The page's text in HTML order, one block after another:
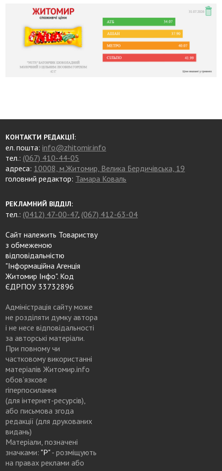
КОНТАКТИ РЕДАКЦІЇ:
ел. пошта:info@zhitomir.info
тел.: (067) 410-44-05
адреса: 10008, м.Житомир, Велика Бердичівська, 19
головний редактор: Тамара Коваль
РЕКЛАМНИЙ ВІДДІЛ:
тел.: (0412) 47-00-47, (067) 412-63-04
Сайт належить Товариству
з обмеженою
відповідальністю
"Інформаційна Агенція
Житомир Інфо". Код
ЄДРПОУ 33732896
Адміністрація сайту може
не розділяти думку автора
і не несе відповідальності
за авторські матеріали.
При повному чи
частковому використанні
матеріалів Житомир.info
обов’язкове
гіперпосилання
(для інтернет-ресурсів),
або письмова згода
редакції (для друкованих
видань)
Матеріали, позначені
значками: "Р"- розміщують
на правах реклами або